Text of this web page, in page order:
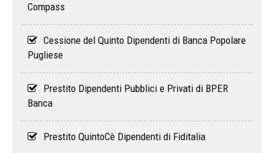
Compass
Cessione del Quinto Dipendenti di Banca Popolare
Pugliese
Prestito Dipendenti Pubblici e Privati di BPER
Banca
Prestito QuintoCè Dipendenti di Fiditalia